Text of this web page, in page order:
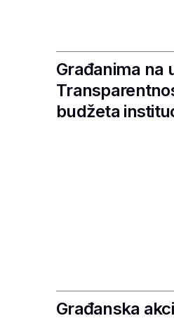
Građanima na
budžeta
Građanska